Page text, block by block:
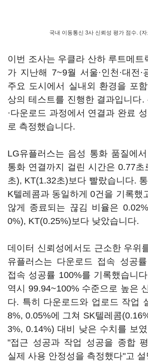
국내 이동통신 3사 신뢰성 평가 점수. (
이번 조사는 우클라 산하 루트메트
가 지난해 7~9월 서울·인천·대전·
주요 도시에서 실내외 환경을 포
상의 테스트를 진행한 결과입니다.
·다운로드 과정에서 연결과 완료
로 측정했습니다.
LG유플러스는 음성 통화 품질에
통화 연결까지 걸린 시간은 0.77초
초), KT(1.32초)보다 빨랐습니다.
K텔레콤과 동일하게 0건을 기록했
않게 종료되는 끊김 비율은
0%), KT(0.25%)보다 낮았습니다.
데이터 신뢰성에서도 근소한 우위
유플러스는 다운로드 접속 성공
접속 성공률 100%를 기록했습니
역시 99.94~100% 수준으로 높은
다. 특히 다운로드와 업로드 작업
8%, 0.05%에 그쳐 SK텔레콤
3%, 0.14%) 대비 낮은 수치를 보
"접근 성공과 작업 성공을 종합
실제 사용 안정성을 측정했다"고